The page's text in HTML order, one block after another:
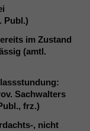
Publ.)
im Zustand
(amtl.
Sachwalters
frz.)
nicht